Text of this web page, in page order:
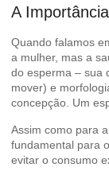
A
Quando falamos
a mulher, mas a
do esperma – sua
mover) e
concepção. Um
Assim como para
fundamental para
evitar o consumo